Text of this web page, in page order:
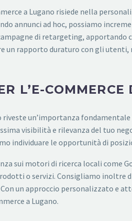
a Lugano risiede nella
annunci ad hoc, possiamo
di retargeting,
un rapporto duraturo con gli
L’E-COMMERCE
riveste un’importanza
visibilità e rilevanza del tuo
individuare le opportunità di
sui motori di ricerca locali
o servizi. Consigliamo
un approccio personalizzato e
a Lugano.